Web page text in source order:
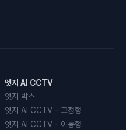
엣지 AI CCTV
엣지 박스
엣지 AI CCTV - 고정형
엣지 AI CCTV - 이동형